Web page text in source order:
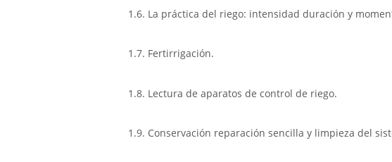
1.6. La práctica del riego: intensidad duración y
1.7. Fertirrigación.
1.8. Lectura de aparatos de control de riego.
1.9. Conservación reparación sencilla y limpieza del